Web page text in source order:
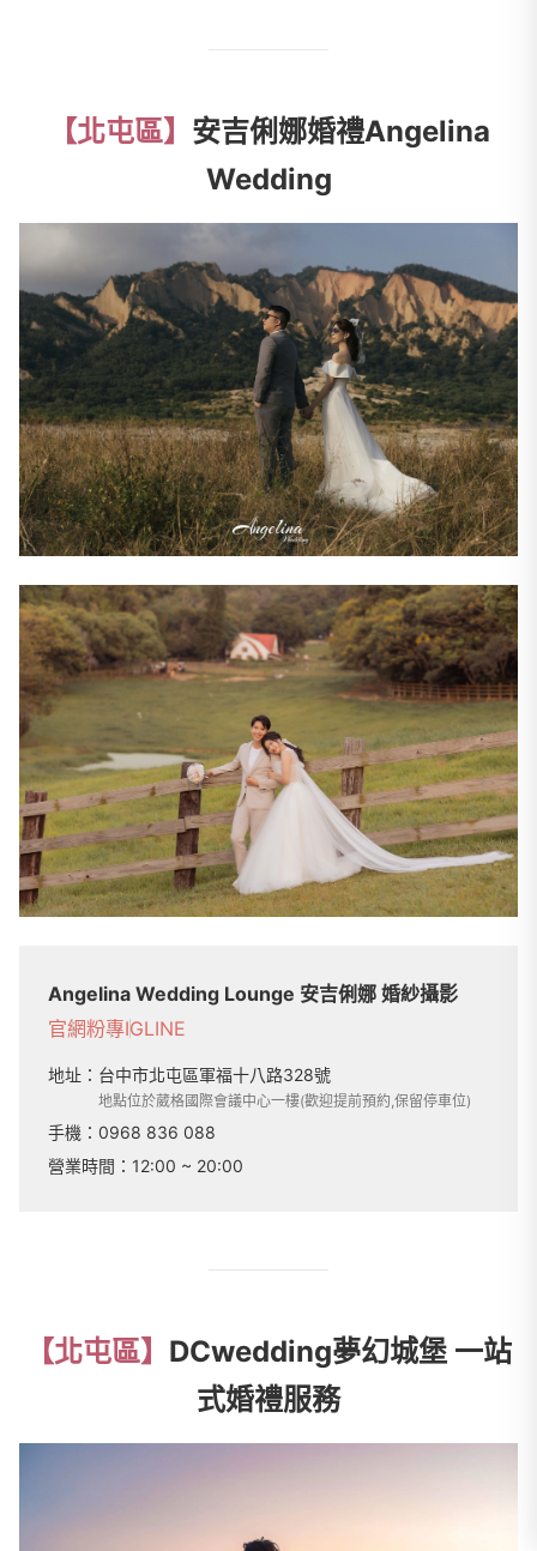
【北屯區】 安吉俐娜婚禮Angelina
Wedding
Angelina Wedding Lounge 安吉俐娜 婚紗攝影
官網粉專IGLINE
地址： 台中市北屯區軍福十八路328號
地點位於葳格國際會議中心一樓(歡迎提前預約,保留停車位)
手機： 0968 836 088
營業時間： 12:00 ~ 20:00
【北屯區】 DCwedding夢幻城堡 一站
式婚禮服務